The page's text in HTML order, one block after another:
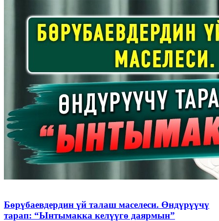
Бөрүбаевдердин үй талаш маселеси. Өндүрүүчү
тарап: “Ынтымакка келүүгө даярмын”